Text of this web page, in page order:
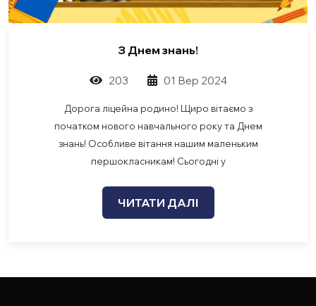
З Днем знань!
203 01 Вер 2024
Дорога ліцейна родино! Щиро вітаємо з
початком нового навчального року та Днем
знань! Особливе вітання нашим маленьким
першокласникам! Сьогодні у
ЧИТАТИ ДАЛІ